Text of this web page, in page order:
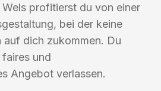
profitierst du von einer
bei der keine
dich zukommen. Du
und
Angebot verlassen.